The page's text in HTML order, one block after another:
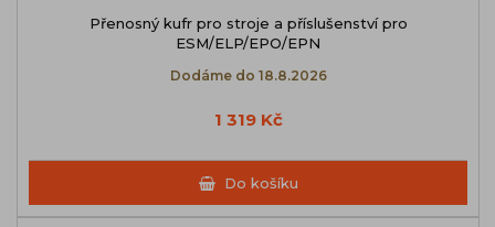
Přenosný kufr pro stroje a příslušenství pro
ESM/ELP/EPO/EPN
Dodáme do 18.8.2026
1 319 Kč
Do košíku